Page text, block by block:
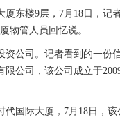
东楼9层，7月18日，
物管人员回忆说。
公司。记者看到的一
公司，该公司成立于
国际大厦，7月18日，